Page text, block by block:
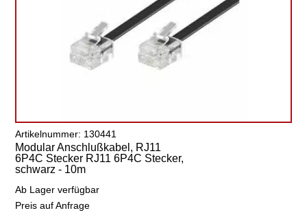
Artikelnummer: 130441
Modular Anschlußkabel, RJ11
6P4C Stecker RJ11 6P4C Stecker,
schwarz - 10m
Ab Lager verfügbar
Preis auf Anfrage